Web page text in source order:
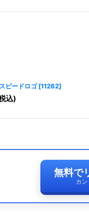
ピードロゴ [11262]
込)
無料で
カ